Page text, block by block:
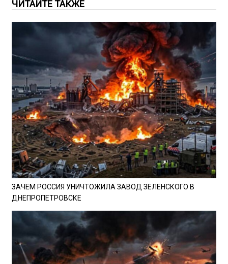
ЧИТАЙТЕ ТАКЖЕ
ЗАЧЕМ РОССИЯ УНИЧТОЖИЛА ЗАВОД ЗЕЛЕНСКОГО В
ДНЕПРОПЕТРОВСКЕ